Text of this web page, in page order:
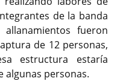
de la banda
fueron
de 12 personas,
estructura estaría
algunas personas.